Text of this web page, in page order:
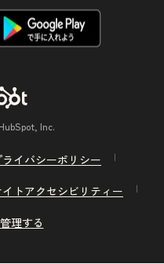
Inc.
ライバシーポリシー
トアクセシビリティー
理する